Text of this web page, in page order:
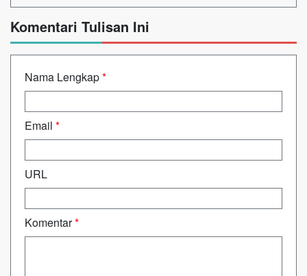
Komentari Tulisan Ini
Nama Lengkap*
Email *
URL
Komentar*